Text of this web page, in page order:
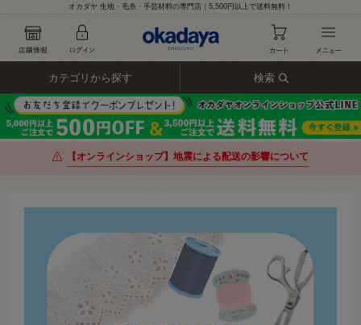
オカダヤ 生地・毛糸・手芸材料の専門店｜5,500円以上で送料無料！
カテゴリから探す 検索
【オンラインショップ】地震による配送の影響について